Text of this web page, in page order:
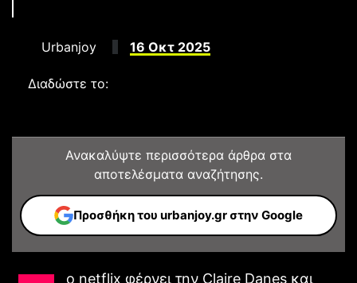
Neuromancer: Το βιβλίο που γέννησε το cyberpunk
γίνεται επιτέλους σειρά — και το trailer δείχνει ότι
άξιζε η αναμονή
TV - SERIES
Urbanjoy 16 Οκτ 2025
Διαδώστε το:
Ανακαλύψτε περισσότερα άρθρα στα
αποτελέσματα αναζήτησης.
Προσθήκη του urbanjoy.gr στην Google